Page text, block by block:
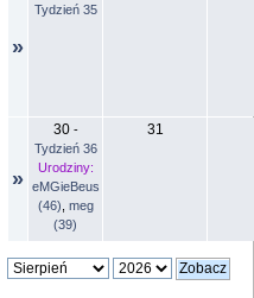
»
Tydzień 35
»
30-
Tydzień 36
Urodziny:
eMGieBeus
(46) meg
(39)
31